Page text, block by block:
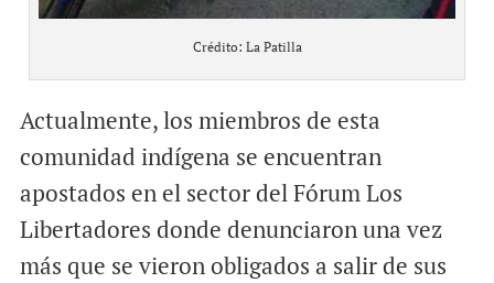
Crédito: La Patilla
Actualmente, los miembros de esta
comunidad indígena se encuentran
apostados en el sector del Fórum Los
Libertadores donde denunciaron una vez
más que se vieron obligados a salir de sus